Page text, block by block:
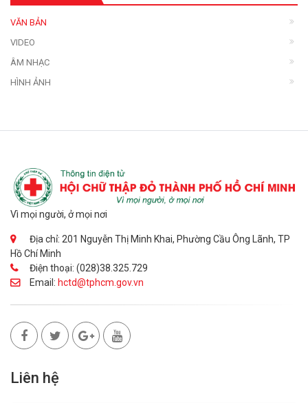
VĂN BẢN
VIDEO
ÂM NHẠC
HÌNH ẢNH
Vì mọi người, ở mọi nơi
Địa chỉ: 201 Nguyễn Thị Minh Khai, Phường Cầu Ông Lãnh, TP
Hồ Chí Minh
Điện thoại: (028)38.325.729
Email: hctd@tphcm.gov.vn
Liên hệ